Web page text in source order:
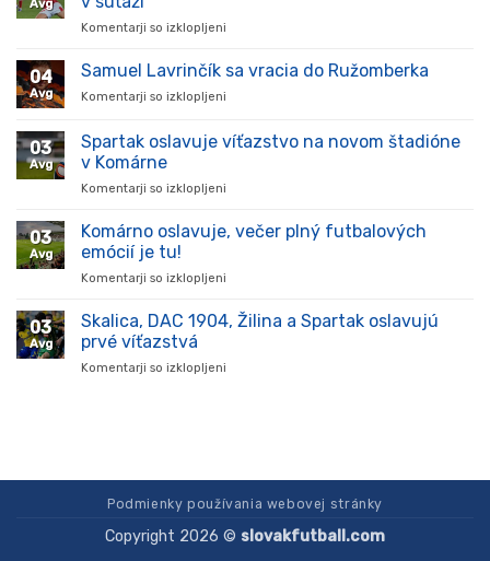
Avg
Komentarji so izklopljeni
prišiel,
stal
súťaži
04
Avg
Samuel Lavrinčík sa vracia do Ružomberka
Komentarji so izklopljeni
Lavrinčík
sa
03
Avg
Spartak oslavuje víťazstvo na novom štadióne
v Komárne
Komentarji so izklopljeni
oslavuje
v
03
Avg
Komárno oslavuje, večer plný futbalových
emócií je tu!
Komentarji so izklopljeni
oslavuje,
03
Avg
Skalica, DAC 1904, Žilina a Spartak oslavujú
prvé víťazstvá
Komentarji so izklopljeni
Spartak
oslavujú
víťazstvá
Podmienky používania webovej stránky
Copyright 2026 © slovakfutball.com